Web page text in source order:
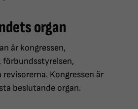
organ
är kongressen,
Kongressen är
beslutande organ.